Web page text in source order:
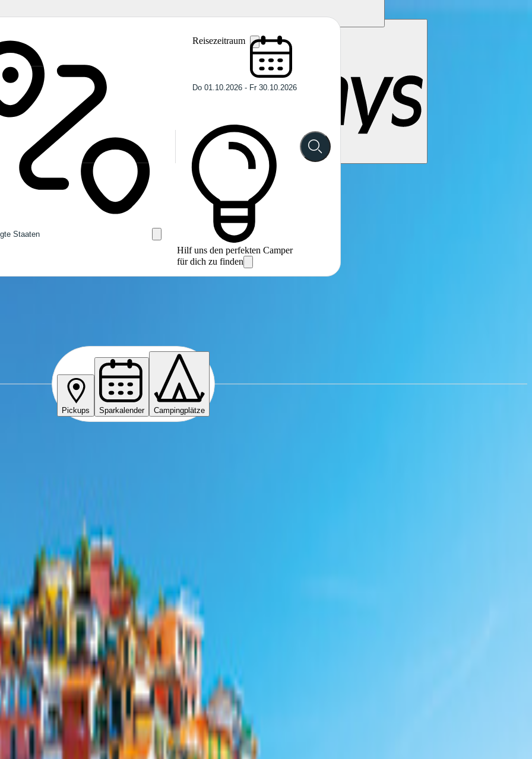
Reisezeitraum
Hilf uns den perfekten Camper
für dich zu finden
Pickups Sparkalender Campingplätze